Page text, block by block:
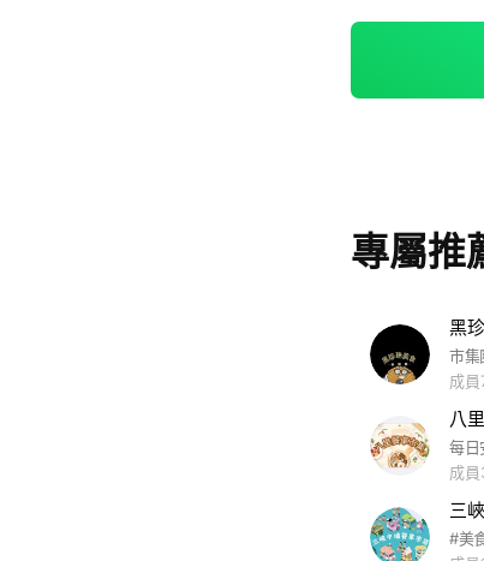
專屬推
黑
市集
成員
八
成
三
#美